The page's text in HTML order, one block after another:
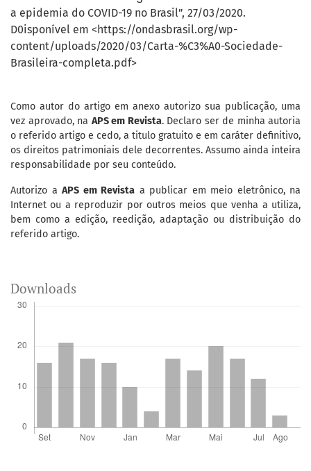
a epidemia do COVID-19 no Brasil”, 27/03/2020.
D0isponível em <https://ondasbrasil.org/wp-
content/uploads/2020/03/Carta-%C3%A0-Sociedade-
Brasileira-completa.pdf>
Como autor do artigo em anexo autorizo sua publicação, uma
vez aprovado, na APS em Revista. Declaro ser de minha autoria
o referido artigo e cedo, a titulo gratuito e em caráter definitivo,
os direitos patrimoniais dele decorrentes. Assumo ainda inteira
responsabilidade por seu conteúdo.
Autorizo a APS em Revista a publicar em meio eletrônico, na
Internet ou a reproduzir por outros meios que venha a utiliza,
bem como a edição, reedição, adaptação ou distribuição do
referido artigo.
Downloads